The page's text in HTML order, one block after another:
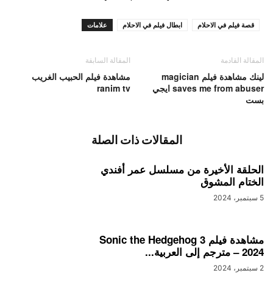
علامات ابطال فيلم في الاحلام قصة فيلم في الاحلام
المقالة السابقة
مشاهدة فيلم الحبيب الغريب
ranim tv
المقالة القادمة
لينك مشاهدة فيلم magician
saves me from abuser ايجي
بست
المقالات ذات الصلة
الحلقة الأخيرة من مسلسل عمر أفندي
الختام المشوق
5 سبتمبر، 2024
مشاهدة فيلم Sonic the Hedgehog 3
– 2024 مترجم إلى العربية...
2 سبتمبر، 2024